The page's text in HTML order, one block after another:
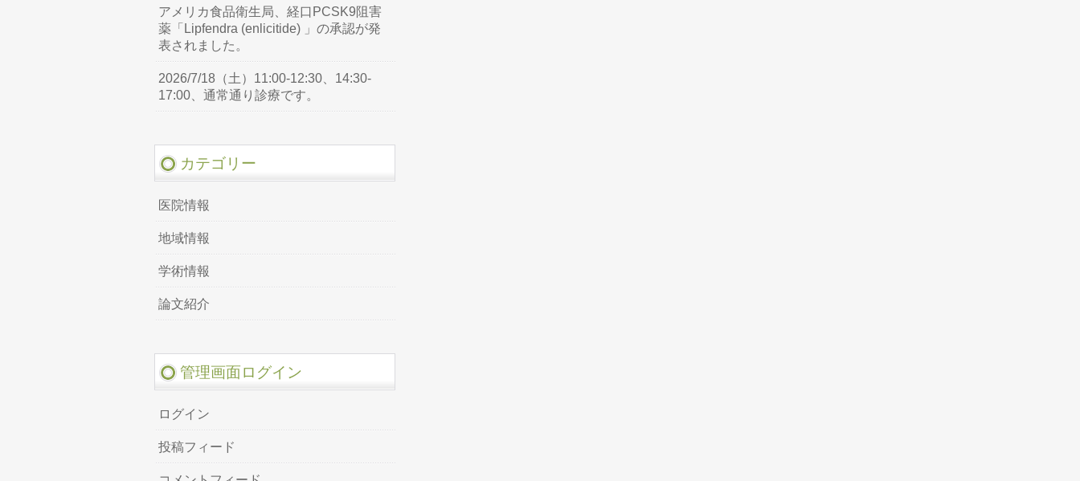
アメリカ食品衛生局、経口PCSK9阻害
薬「Lipfendra (enlicitide) 」の承認が発
表されました。
2026/7/18（土）11:00-12:30、14:30-
17:00、通常通り診療です。
カテゴリー
医院情報
地域情報
学術情報
論文紹介
管理画面ログイン
ログイン
投稿フィード